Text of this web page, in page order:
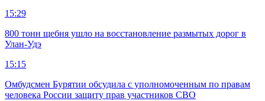
15:29
800 тонн щебня ушло на восстановление размытых дорог в
Улан-Удэ
15:15
Омбудсмен Бурятии обсудила с уполномоченным по правам
человека России защиту прав участников СВО